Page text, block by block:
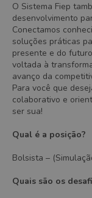
O Sistema Fiep
desenvolvimento
Conectamos
soluções práticas
presente e do
voltada à
avanço da
Para você que
colaborativo e
ser sua!
Qual é a posição?
Bolsista –
Quais são os